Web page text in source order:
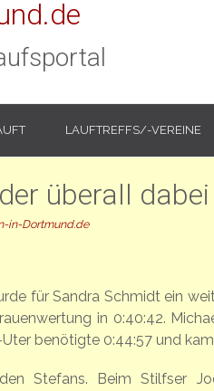
LAUFTREFFS/-VEREINE
überall dabei
in-Dortmund.de
für Sandra Schmidt ein
in 0:40:42.
benötigte 0:44:57 und
Stefans. Beim Stilfser